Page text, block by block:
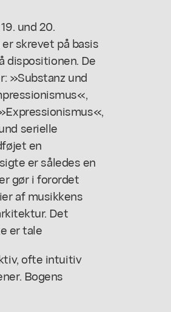
und 20.
er skrevet på basis
De
»Substanz und
serielle
en
er således en
gør i forordet
af musikkens
Det
er tale
ofte intuitiv
Bogens